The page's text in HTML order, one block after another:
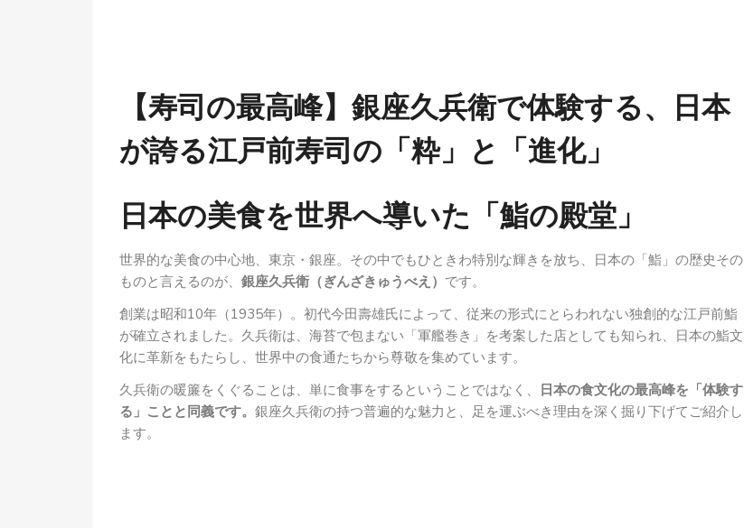
【寿司の最高峰】銀座久兵衛で体験する、日本
が誇る江戸前寿司の「粋」と「進化」
日本の美食を世界へ導いた「鮨の殿堂」
世界的な美食の中心地、東京・銀座。その中でもひときわ特別な輝きを放ち、日本の「鮨」の歴史その
ものと言えるのが、 銀座久兵衛（ぎんざきゅうべえ） です。
創業は昭和10年（1935年）。初代今田壽雄氏によって、従来の形式にとらわれない独創的な江戸前鮨
が確立されました。久兵衛は、海苔で包まない「軍艦巻き」を考案した店としても知られ、日本の鮨文
化に革新をもたらし、世界中の食通たちから尊敬を集めています。
久兵衛の暖簾をくぐることは、単に食事をするということではなく、
日本の食文化の最高峰を「体験す
る」ことと同義です。 銀座久兵衛の持つ普遍的な魅力と、足を運ぶべき理由を深く掘り下げてご紹介し
ます。